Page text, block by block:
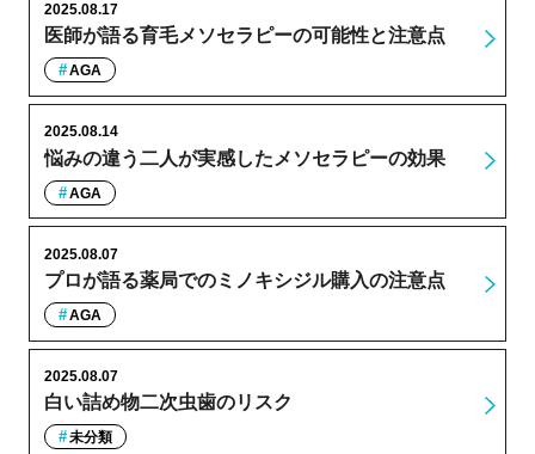
医師が語る育毛メソセラピーの可能性と注意点
2025.08.17
AGA
悩みの違う二人が実感したメソセラピーの効果
2025.08.14
AGA
プロが語る薬局でのミノキシジル購入の注意点
2025.08.07
AGA
白い詰め物二次虫歯のリスク
2025.08.07
未分類